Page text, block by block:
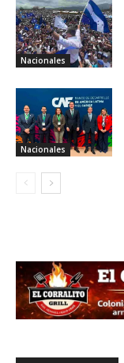
Nacionales
Nacionales